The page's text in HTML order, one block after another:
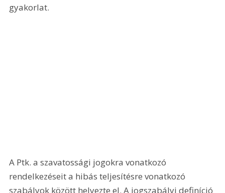
gyakorlat.
A Ptk. a szavatossági jogokra vonatkozó
rendelkezéseit a hibás teljesítésre vonatkozó
szabályok között helyezte el. A jogszabályi definíció